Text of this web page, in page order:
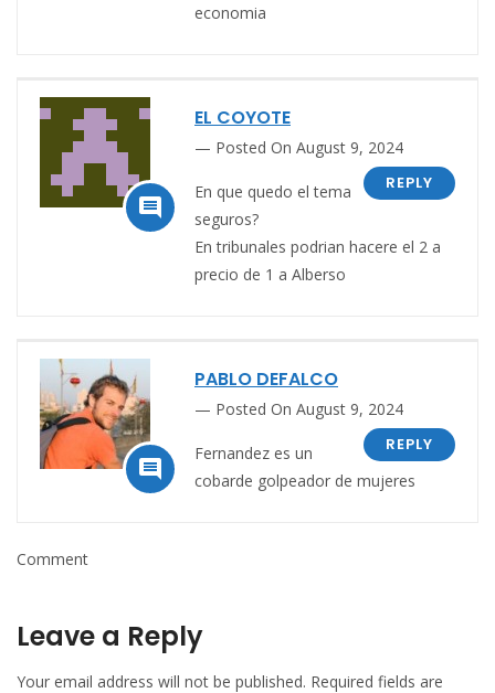
economia

EL COYOTE
Posted On August 9, 2024
REPLY
En que quedo el tema
seguros?
En tribunales podrian hacere el 2 a
precio de 1 a Alberso

PABLO DEFALCO
Posted On August 9, 2024
REPLY
Fernandez es un
cobarde golpeador de mujeres
Comment
Leave a Reply
Your email address will not be published. Required fields are